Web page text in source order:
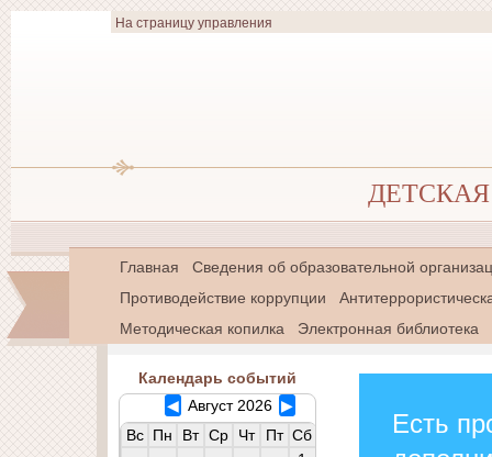
На страницу управления
ДЕТСКАЯ
Главная
Сведения об образовательной
Противодействие коррупции
Методическая копилка
Электронная библиотека
Календарь событий
◀ Август 2026 ▶
Вс Пн Вт Ср Чт Пт Сб
Есть